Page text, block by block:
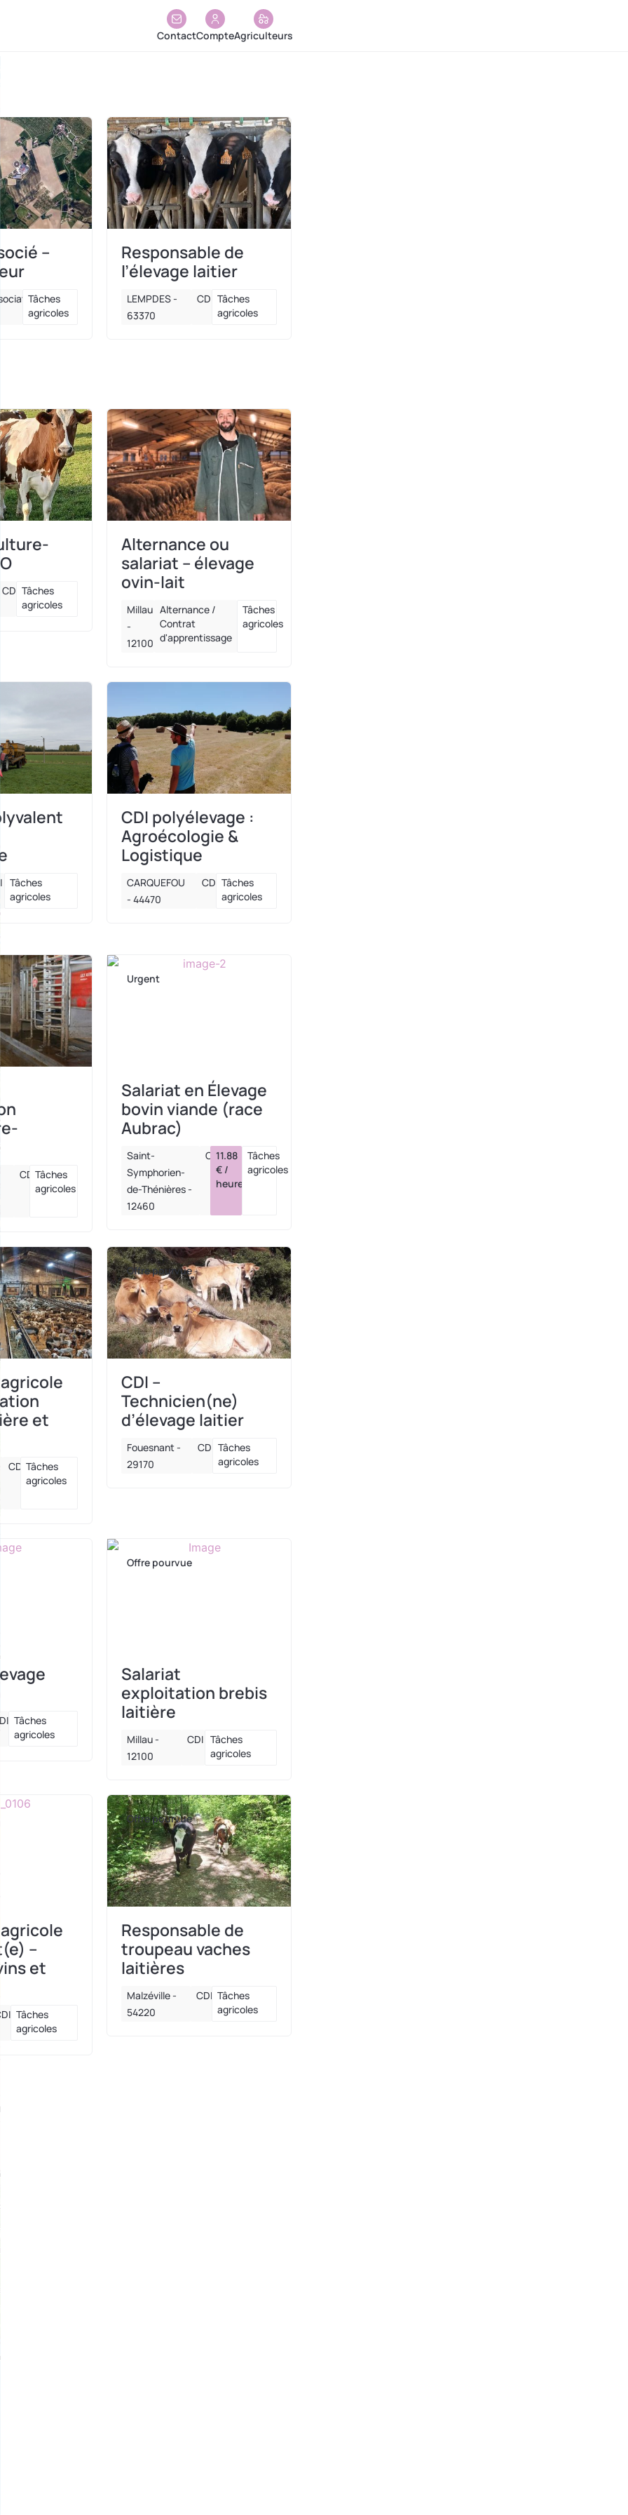
ContactCompteAgriculteurs
–
Tâches
agricoles
Responsable de
l’élevage laitier
LEMPDES -
63370
CDI Tâches
agricoles
CDI Tâches
agricoles
Alternance ou
salariat – élevage
ovin-lait
Millau
-
12100
Alternance /
Contrat
d'apprentissage
Tâches
agricoles
Tâches
agricoles
CDI polyélevage :
Agroécologie &
Logistique
CARQUEFOU
- 44470
CDI Tâches
agricoles
CDITâches
agricoles
Urgent
Salariat en Élevage
bovin viande (race
Aubrac)
Saint-
Symphorien-
de-Thénières -
12460
CDI11.88
€ /
heure
Tâches
agricoles
et
CDI Tâches
agricoles
Offre pourvue
CDI –
Technicien(ne)
d’élevage laitier
Fouesnant -
29170
CDI Tâches
agricoles
Tâches
agricoles
Offre pourvue
Salariat
exploitation brebis
laitière
Millau -
12100
CDI Tâches
agricoles
–
et
CDI Tâches
agricoles
Offre pourvue
Responsable de
troupeau vaches
laitières
Malzéville -
54220
CDI Tâches
agricoles